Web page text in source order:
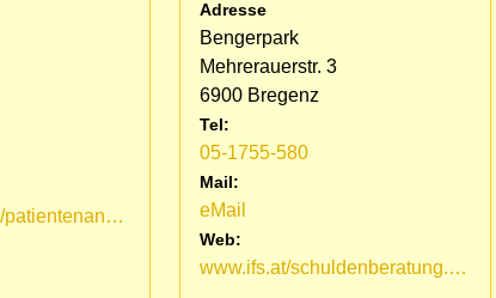
https://www.ifs.at/patientenanwaltschaft.html
Adresse
Bengerpark
Mehrerauerstr. 3
6900 Bregenz
Tel:
05-1755-580
Mail:
eMail
Web:
www.ifs.at/schuldenberatung.html